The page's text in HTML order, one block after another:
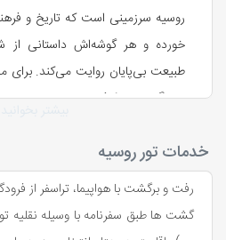
هتل سپری می‌کنیم.
روز دوم تور روسیه – گشت شهری مسکو
صبح را با یک صبحانه هتلی آغاز
الکساندر می‌رویم. بعدازظهر وقت
گشت‌های اختیاری پیشنهادی راهنما
روز سوم تور روسیه – مسکو و متروی
روسیه سرزمینی است که تاریخ و
خورده و هر گوشه‌اش داستانی از
طبیعت بی‌پایان روایت می‌کند.
جهانگردی ما کافیست به صفحه
کیلومتر مربع وسعت؛ جایی که از
شده و به تنهایی ۱۱ منطقه
خدمات تور روسیه
رفت و برگشت با هواپیما، تراسفر از
گشت ها طبق سفرنامه با وسیله نقلیه